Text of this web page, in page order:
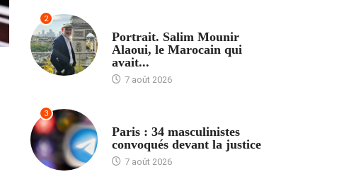
2
Portrait. Salim Mounir
Alaoui, le Marocain qui
avait...
7 août 2026
3
Paris : 34 masculinistes
convoqués devant la justice
7 août 2026